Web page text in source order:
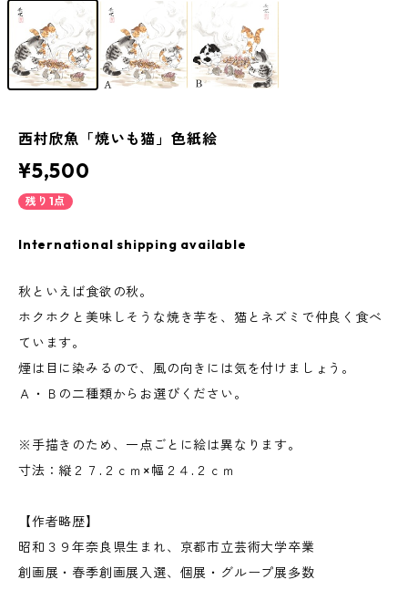
西村欣魚「焼いも猫」色紙絵
¥5,500
残り1点
International shipping available
秋といえば食欲の秋。
ホクホクと美味しそうな焼き芋を、猫とネズミで仲良く食べ
ています。
煙は目に染みるので、風の向きには気を付けましょう。
Ａ・Ｂの二種類からお選びください。
※手描きのため、一点ごとに絵は異なります。
寸法：縦２７.２ｃｍ×幅２４.２ｃｍ
【作者略歴】
昭和３９年奈良県生まれ、京都市立芸術大学卒業
創画展・春季創画展入選、個展・グループ展多数